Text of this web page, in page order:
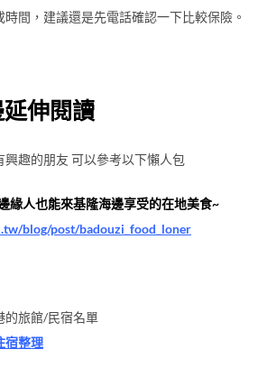
間，建議還是先電話確認一下比較保險。
伸閱讀
趣的朋友 可以參考以下懶人包
緣人也能來基隆海邊享受的在地美食~
blog/post/badouzi_food_loner
的旅館/民宿名單
宿整理